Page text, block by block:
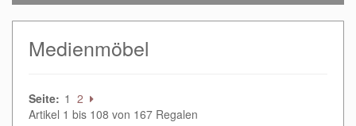
Medienmöbel
Seite: 1 2
Artikel 1 bis 108 von 167 Regalen